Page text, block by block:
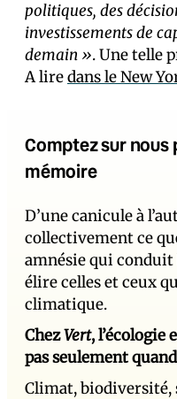
politiques, des
investissements de
demain ». Une telle
A liredans le New
Comptez sur
mémoire
D’une canicule à
collectivement ce
amnésie qui conduit
élire celles et ceux
climatique.
ChezVert, l’écologie
pas seulement
Climat, biodiversité,